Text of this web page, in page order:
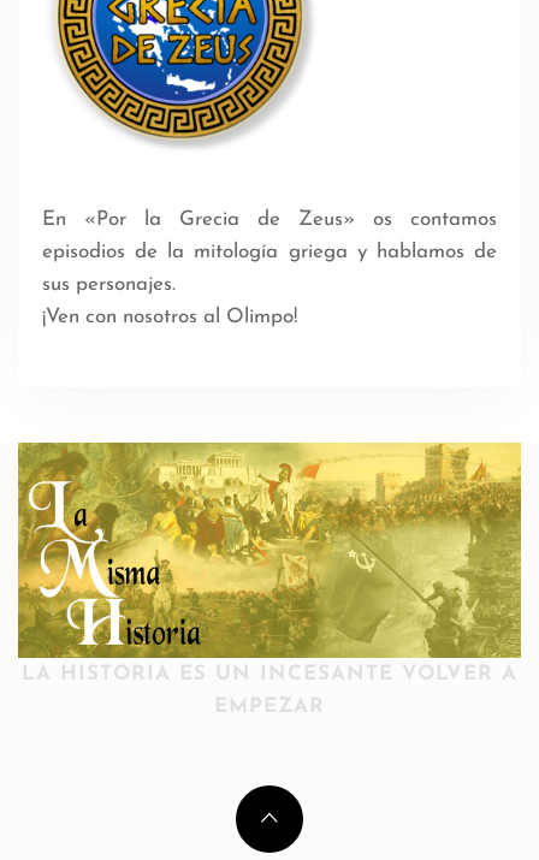
En «Por la Grecia de Zeus» os contamos
episodios de la mitología griega y hablamos de
sus personajes.
¡Ven con nosotros al Olimpo!
LA HISTORIA ES UN INCESANTE VOLVER A
EMPEZAR